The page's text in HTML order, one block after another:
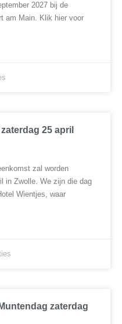
2027 bij de
am Main. Klik hier voor
25 april
zal worden
in Zwolle. We zijn die dag
Wientjes, waar
zaterdag